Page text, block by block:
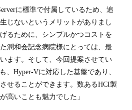
に標準で付属しているため、追
じないというメリットがありまし
るために、シンプルかつコストを
潤和会記念病院様にとっては、最
ます。そして、今回提案させてい
、Hyper-Vに対応した基盤であり、
せることができます。数あるHCI製
高いことも魅力でした」